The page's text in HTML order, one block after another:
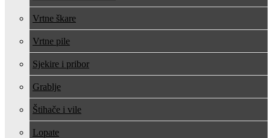
Vrtne škare
Vrtne pile
Sjekire i pribor
Grablje
Štihače i vile
Lopate